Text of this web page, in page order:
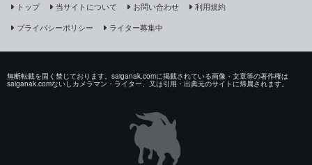
トップ 当サイトについて お問い合わせ
利用規約
プライバシーポリシー
ライター募集中
無断転載を固く禁じております。saiganak.comに掲載されている画像・文章等の著作権は
saiganak.comないしカメラマン・ライター、又は引用・出典元のサイトに帰属されます。